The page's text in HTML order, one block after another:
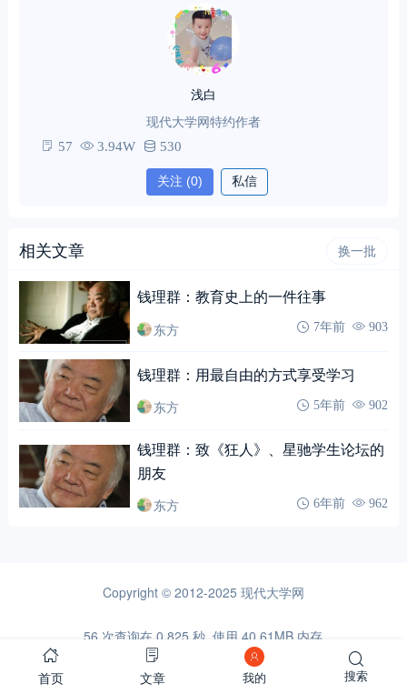
浅白
现代大学网特约作者
57 3.94W 530
关注 (0) 私信
相关文章 换一批
钱理群：教育史上的一件往事
东方 7年前 903
钱理群：用最自由的方式享受学习
东方 5年前 902
钱理群：致《狂人》、星驰学生论坛的
朋友
东方 6年前 962
Copyright © 2012-2025 现代大学网
56 次查询在 0.825 秒, 使用 40.61MB 内存
首页 文章 我的 搜索